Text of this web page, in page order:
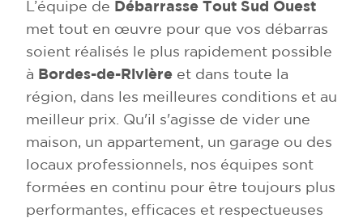
L’équipe de
Débarrasse Tout Sud Ouest
met tout en œuvre pour que vos débarras
soient réalisés le plus rapidement possible
à
Bordes-de-Rivière et dans toute la
région, dans les meilleures conditions et au
meilleur prix. Qu'il s'agisse de vider une
maison, un appartement, un garage ou des
locaux professionnels, nos équipes sont
formées en continu pour être toujours plus
performantes, efficaces et respectueuses